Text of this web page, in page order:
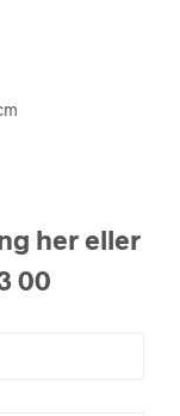
her eller
00